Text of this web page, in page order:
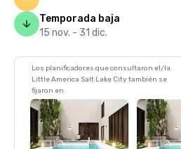
Temporada baja
15 nov. - 31 dic.
Los planificadores que consultaron el/la
Little America Salt Lake City también se
fijaron en